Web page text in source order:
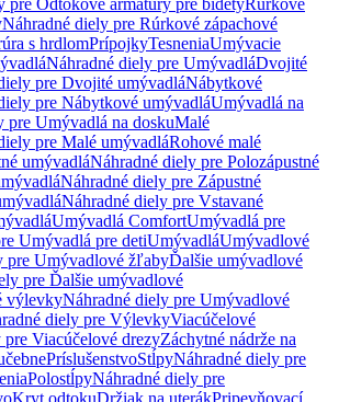
pre Odtokové armatúry pre bidetyRúrkové
Náhradné diely pre Rúrkové zápachové
s hrdlomPrípojkyTesneniaUmývacie
Náhradné diely pre UmývadláDvojité
pre Dvojité umývadláNábytkové
pre Nábytkové umývadláUmývadlá na
pre Umývadlá na doskuMalé
pre Malé umývadláRohové malé
umývadláNáhradné diely pre Polozápustné
Náhradné diely pre Zápustné
Náhradné diely pre Vstavané
Umývadlá ComfortUmývadlá pre
Umývadlá pre detiUmývadláUmývadlové
pre Umývadlové žľabyĎalšie umývadlové
pre Ďalšie umývadlové
výlevkyNáhradné diely pre Umývadlové
diely pre VýlevkyViacúčelové
Viacúčelové drezyZáchytné nádrže na
PríslušenstvoStĺpyNáhradné diely pre
PolostĺpyNáhradné diely pre
Kryt odtokuDržiak na uterákPripevňovací